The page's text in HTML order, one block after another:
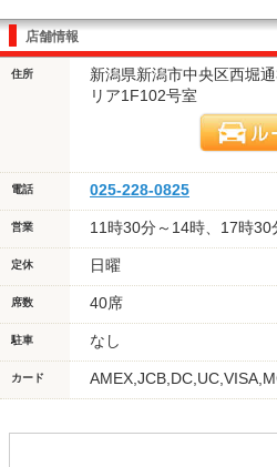
店舗情報
住所
新潟県新潟市中央区西堀
リア1F102号室
電話 025-228-0825
営業 11時30分～14時、17時30
定休 日曜
席数 40席
駐車 なし
カード